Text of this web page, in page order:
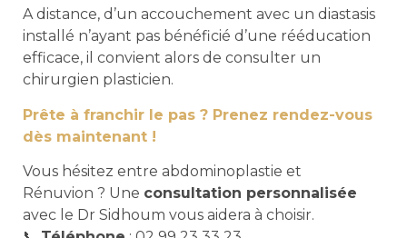
A distance, d’un accouchement avec un diastasis
installé n’ayant pas bénéficié d’une rééducation
efficace, il convient alors de consulter un
chirurgien plasticien.
Prête à franchir le pas ? Prenez rendez-vous
dès maintenant !
Vous hésitez entre abdominoplastie et
Rénuvion ? Une consultation personnalisée
avec le Dr Sidhoum vous aidera à choisir.